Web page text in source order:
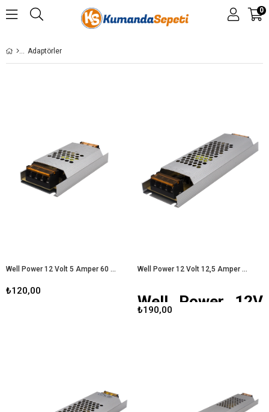
0
Adaptörler
Well Power 12 Volt 5 Amper 60 Watt Ultra Slim Led Metal Kasa Adaptör
₺120,00
Well Power 12 Volt 12,5 Amper 150 Watt Ultra Slim Led Metal Kasa Adaptör
Well Power 12V
12,5A Ultra Slim
ömürleri sayesinde giderek daha
popüler hale gelmektedir. Bu
₺190,00